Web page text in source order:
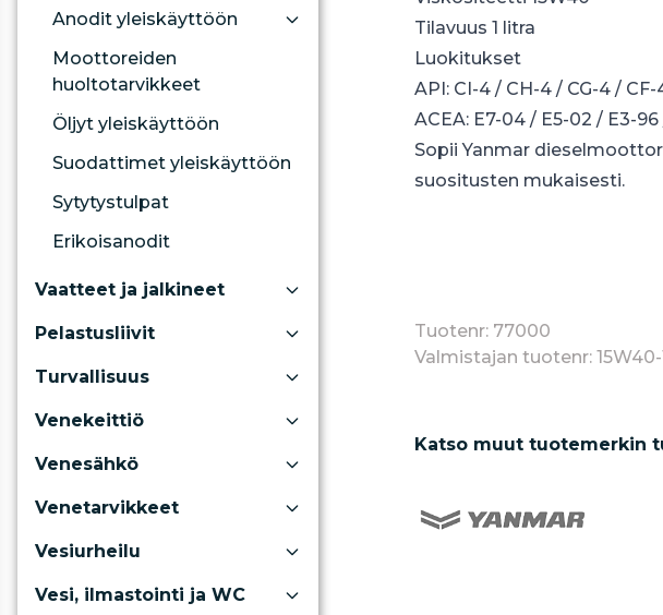
Anodit yleiskäyttöön
Moottoreiden
huoltotarvikkeet
Öljyt yleiskäyttöön
Suodattimet yleiskäyttöön
Sytytystulpat
Erikoisanodit
Vaatteet ja jalkineet
Pelastusliivit
Turvallisuus
Venekeittiö
Venesähkö
Venetarvikkeet
Vesiurheilu
Vesi, ilmastointi ja WC
Tilavuus 1 litra
Luokitukset
API: CI-4 / CH-4 / CG-4 / CF-
ACEA: E7-04 / E5-02 / E3-
Sopii Yanmar
suositusten mukaisesti.
Tuotenr: 77000
Valmistajan tuotenr: 15W40-
Katso muut tuotemerkin